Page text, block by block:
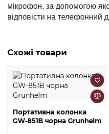
мікрофон, за допомогою
відповісти на телефонний
Схожі товари
Портативна колонка
GW-851B чорна Grunhelm